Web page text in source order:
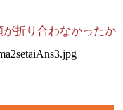
折り合わなかったか